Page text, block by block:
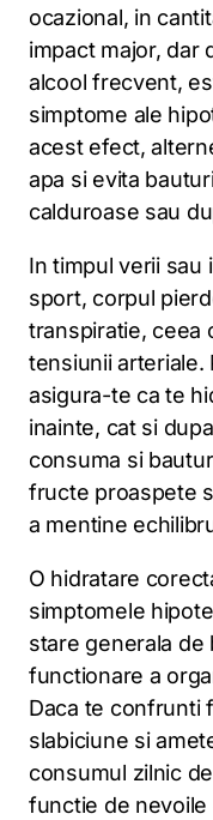
ocazional, in
impact major, dar
alcool frecvent,
simptome ale
acest efect,
apa si evita
calduroase sau
In timpul verii sau
sport, corpul
transpiratie, ceea
tensiunii arteriale.
asigura-te ca te
inainte, cat si
consuma si
fructe proaspete
a mentine
O hidratare
simptomele
stare generala de
functionare a
Daca te confrunti
slabiciune si
consumul zilnic
functie de nevoile